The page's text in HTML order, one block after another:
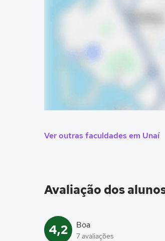
Ver outras faculdades em Unaí
Avaliação dos
4,2 Boa
7 avaliações